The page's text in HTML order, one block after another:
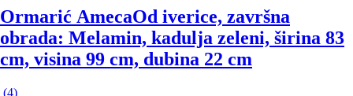
Ormarić AmecaOd iverice, završna
obrada: Melamin, kadulja zeleni, širina 83
cm, visina 99 cm, dubina 22 cm
(4)